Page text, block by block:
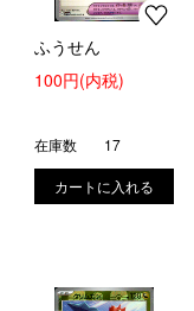
ふうせん
100円(内税)
在庫数 17